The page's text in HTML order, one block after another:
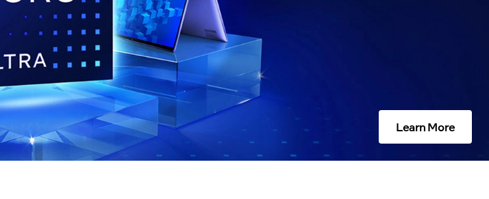
Learn More